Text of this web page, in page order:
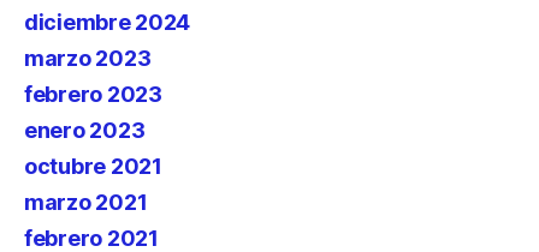
diciembre 2024
marzo 2023
febrero 2023
enero 2023
octubre 2021
marzo 2021
febrero 2021